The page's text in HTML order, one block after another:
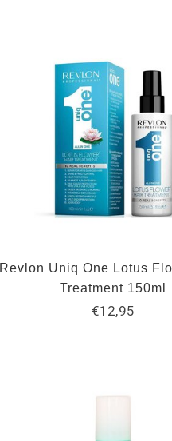
Revlon Uniq One Lotus
Treatment 150ml
€12,95